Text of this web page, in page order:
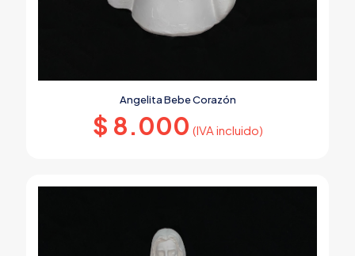
Angelita Bebe Corazón
$ 8.000 (IVA incluido)